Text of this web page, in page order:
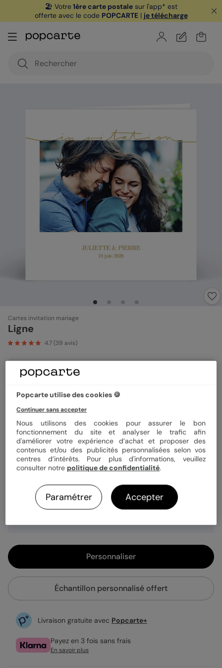
🏖️ Votre1ère carte postale sur l'app* est
offerte avec le code POPCARTE| je télécharge
Cartes invitation mariage
Ligne
4.7(39 avis)
Format
Papier
Quantité Échantillon personnalisé
1,49 €
Enveloppe blanche offerte
Fabrication française
Personnaliser
Échantillon personnalisé offert
Livraison gratuite avec Popcarte+
Payez en 3 fois sans frais
En savoir plus
Popcarte utilise des cookies 🍪
Continuer sans accepter
Nous utilisons des cookies pour assurer le bon
fonctionnement du site et analyser le trafic afin
d'améliorer votre expérience d’achat et proposer des
contenus et/ou des publicités personnalisées selon vos
centres d’intérêts. Pour plus d'informations, veuillez
consulter notre politique de confidentialité.
Paramétrer Accepter